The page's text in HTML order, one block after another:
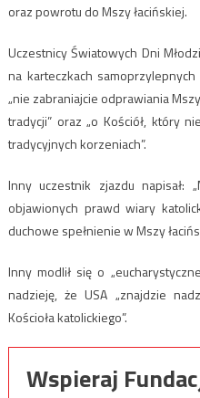
oraz powrotu do Mszy łacińskiej.
Uczestnicy Światowych Dni
na karteczkach
„nie zabraniajcie odprawiania
tradycji” oraz „o Kościół, który
tradycyjnych korzeniach”.
Inny uczestnik zjazdu napisał:
objawionych prawd wiary
duchowe spełnienie w Mszy
Inny modlił się o
nadzieję, że USA „znajdzie
Kościoła katolickiego”.
Wspieraj